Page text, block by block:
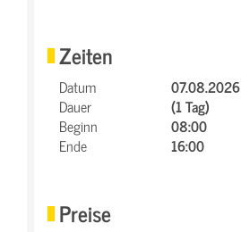
Zeiten
Datum
07.08.2026
Dauer
(1 Tag)
Beginn
08:00
Ende
16:00
Preise